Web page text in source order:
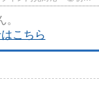
こちら